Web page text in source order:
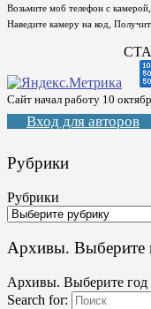
Возьмите моб телефон с
Наведите камеру на код,
Сайт начал работу 10
Вход для авторов
Рубрики
Рубрики
Архивы. Выберите
Архивы. Выберите год
Search for: